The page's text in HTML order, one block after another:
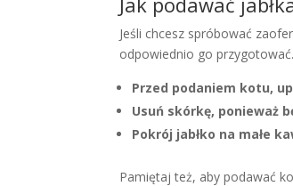
Jeśli chcesz spróbować
odpowiednio go przygotować.
Przed podaniem kotu,
Usuń skórkę, ponieważ
Pokrój jabłko na małe
Pamiętaj też, aby podawać